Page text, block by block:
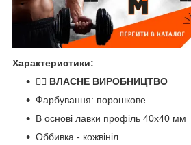
Характеристики:
🏋️‍♂️ ВЛАСНЕ ВИРОБНИЦТВО
Фарбування: порошкове
В основі лавки профіль 40х40 мм
Оббивка - кожвініл